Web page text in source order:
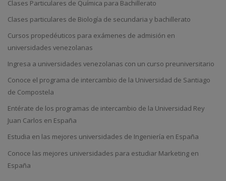
Clases Particulares de Química para Bachillerato
Clases particulares de Biología de secundaria y bachillerato
Cursos propedéuticos para exámenes de admisión en
universidades venezolanas
Ingresa a universidades venezolanas con un curso preuniversitario
Conoce el programa de intercambio de la Universidad de Santiago
de Compostela
Entérate de los programas de intercambio de la Universidad Rey
Juan Carlos en España
Estudia en las mejores universidades de Ingeniería en España
Conoce las mejores universidades para estudiar Marketing en
España